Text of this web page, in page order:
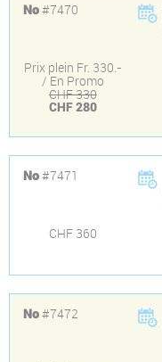
No#7470
Prix plein Fr. 330.-
/ En Promo
CHF 330
CHF 280
No#7471
CHF 360
No#7472